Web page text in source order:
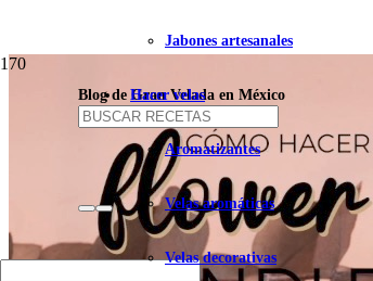
Blog de Gran Velada en México
Jabones artesanales
Hacer velas
Aromatizantes
Velas aromáticas
Velas decorativas